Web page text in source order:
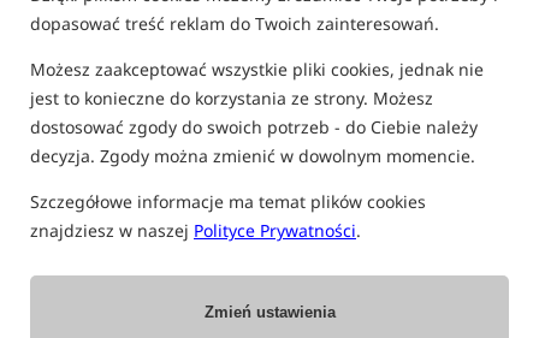
dopasować treść reklam do Twoich zainteresowań.
Możesz zaakceptować wszystkie pliki cookies, jednak nie
jest to konieczne do korzystania ze strony. Możesz
dostosować zgody do swoich potrzeb - do Ciebie należy
decyzja. Zgody można zmienić w dowolnym momencie.
Szczegółowe informacje ma temat plików cookies
znajdziesz w naszej Polityce Prywatności.
Zmień ustawienia
K B R T S D M A 1 L Q W F P I G Z
O C E Ł N H
Wrap Extended
To rodzaj przedłużającej narzuty najczęściej z dodatkowym
sztywnym pałąkiem powiększająca namiot tworzac